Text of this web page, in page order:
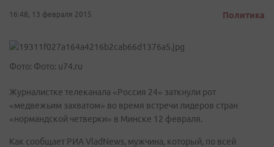
16:48, 13 февраля 2015 Политика
Фото: Фото: u74.ru
Журналистке телеканала «Россия 24» заткнули рот
«медвежьим захватом» во время встречи лидеров стран
«нормандской четверки» в Минске 12 февраля.
Как сообщает РИА VladNews, мужчина, который, по всей